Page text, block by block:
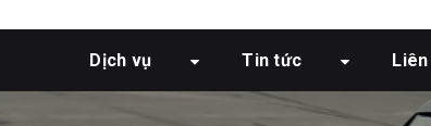
Dịch vụ Tin tức